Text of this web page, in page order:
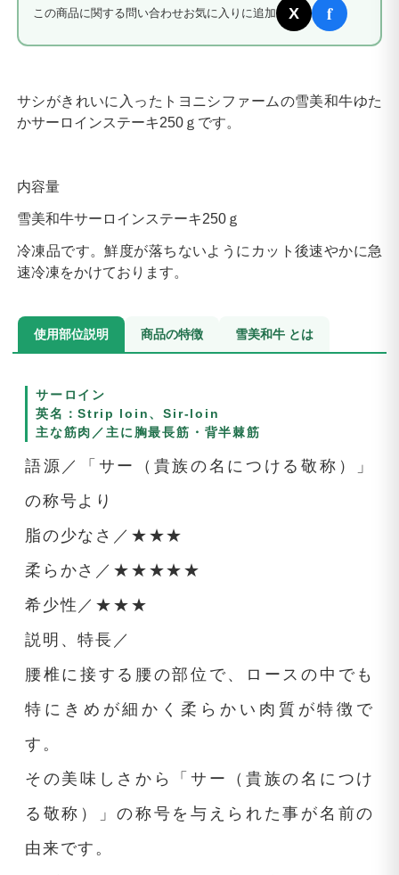
この商品に関する問い合わせお気に入りに追加 X f
サシがきれいに入ったトヨニシファームの雪美和牛ゆた
かサーロインステーキ250ｇです。
内容量
雪美和牛サーロインステーキ250ｇ
冷凍品です。鮮度が落ちないようにカット後速やかに急
速冷凍をかけております。
使用部位説明 商品の特徴 雪美和牛 とは
サーロイン
英名：Strip loin、Sir-loin
主な筋肉／主に胸最長筋・背半棘筋
語源／「サー（貴族の名につける敬称）」
の称号より
脂の少なさ／★★★
柔らかさ／★★★★★
希少性／★★★
説明、特長／
腰椎に接する腰の部位で、ロースの中でも
特にきめが細かく柔らかい肉質が特徴で
す。
その美味しさから「サー（貴族の名につけ
る敬称）」の称号を与えられた事が名前の
由来です。